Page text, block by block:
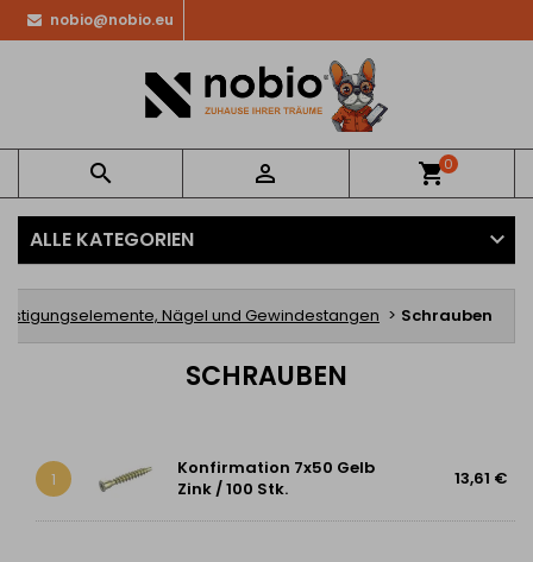
nobio@nobio.eu
  shopping_cart0
ALLE KATEGORIEN
Nägel und Gewindestangen Schrauben
SCHRAUBEN
1
Konfirmation 7x50 Gelb
Zink / 100 Stk.
13,61 €